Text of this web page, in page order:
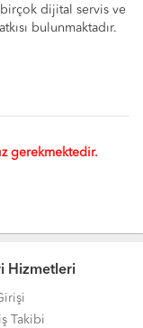
birçok dijital servis ve
bulunmaktadır.
gerekmektedir.
Hizmetleri
Takibi